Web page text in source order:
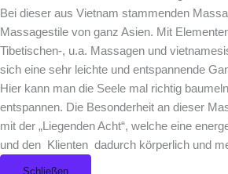
Bei dieser aus Vietnam stammenden
Massagestile von ganz Asien. Mit
Tibetischen-, u.a. Massagen und
sich eine sehr leichte und entspannende
Hier kann man die Seele mal richtig
entspannen. Die Besonderheit an dieser
mit der „Liegenden Acht“, welche eine
und den Klienten dadurch körperlich und
Schließen